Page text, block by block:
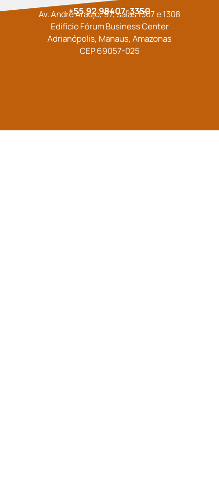
+55 92 98407-3350
Av. André Araújo, 97, salas 1307 e 1308
Edifício Fórum Business Center
Adrianópolis, Manaus, Amazonas
CEP 69057-025